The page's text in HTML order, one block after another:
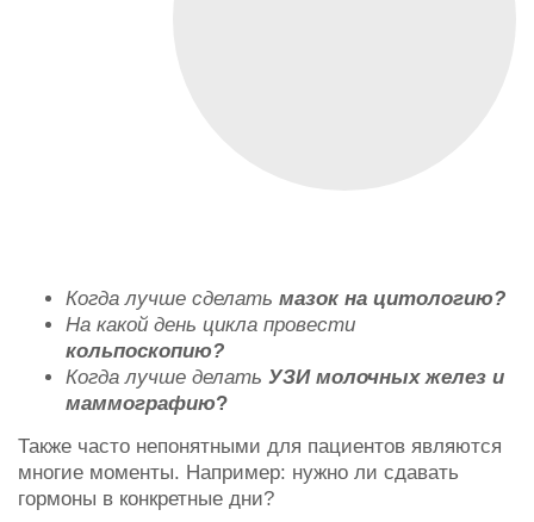
Когда лучше сделать мазок на цитологию?
На какой день цикла провести
кольпоскопию?
Когда лучше делать УЗИ молочных желез и
маммографию?
Также часто непонятными для пациентов являются
многие моменты. Например: нужно ли сдавать
гормоны в конкретные дни?